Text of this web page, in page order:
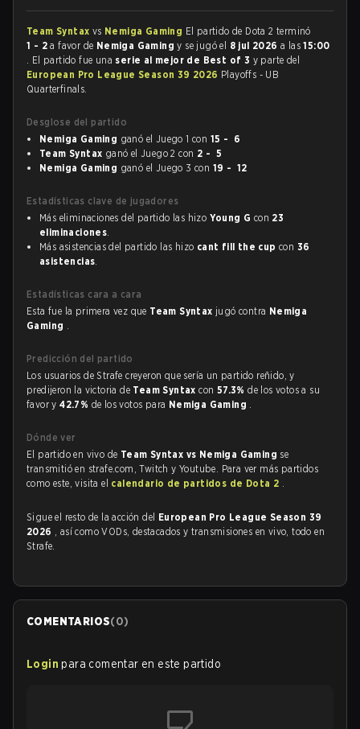
Team Syntax vs Nemiga Gaming El partido de Dota 2 terminó
1 - 2 a favor de Nemiga Gamingy se jugó el 8 jul 2026a las15:00
. El partido fue una serie al mejor de Best of 3 y parte del
European Pro League Season 39 2026 Playoffs - UB
Quarterfinals.
Desglose del partido
Nemiga Gaming ganó el Juego 1 con 15 - 6
Team Syntax ganó el Juego 2 con 2 - 5
Nemiga Gaming ganó el Juego 3 con 19 - 12
Estadísticas clave de jugadores
Más eliminaciones del partido las hizo Young G con 23
eliminaciones.
Más asistencias del partido las hizo cant fill the cup con 36
asistencias.
Estadísticas cara a cara
Esta fue la primera vez que Team Syntax jugó contra Nemiga
Gaming .
Predicción del partido
Los usuarios de Strafe creyeron que sería un partido reñido, y
predijeron la victoria de Team Syntaxcon 57.3%de los votos a su
favor y42.7% de los votos para Nemiga Gaming .
Dónde ver
El partido en vivo de Team Syntax vs Nemiga Gaming se
transmitió en strafe.com, Twitch y Youtube. Para ver más partidos
como este, visita el calendario de partidos de Dota 2 .
Sigue el resto de la acción del European Pro League Season 39
2026 , así como VODs, destacados y transmisiones en vivo, todo en
Strafe.
COMENTARIOS(0)
Login para comentar en este partido